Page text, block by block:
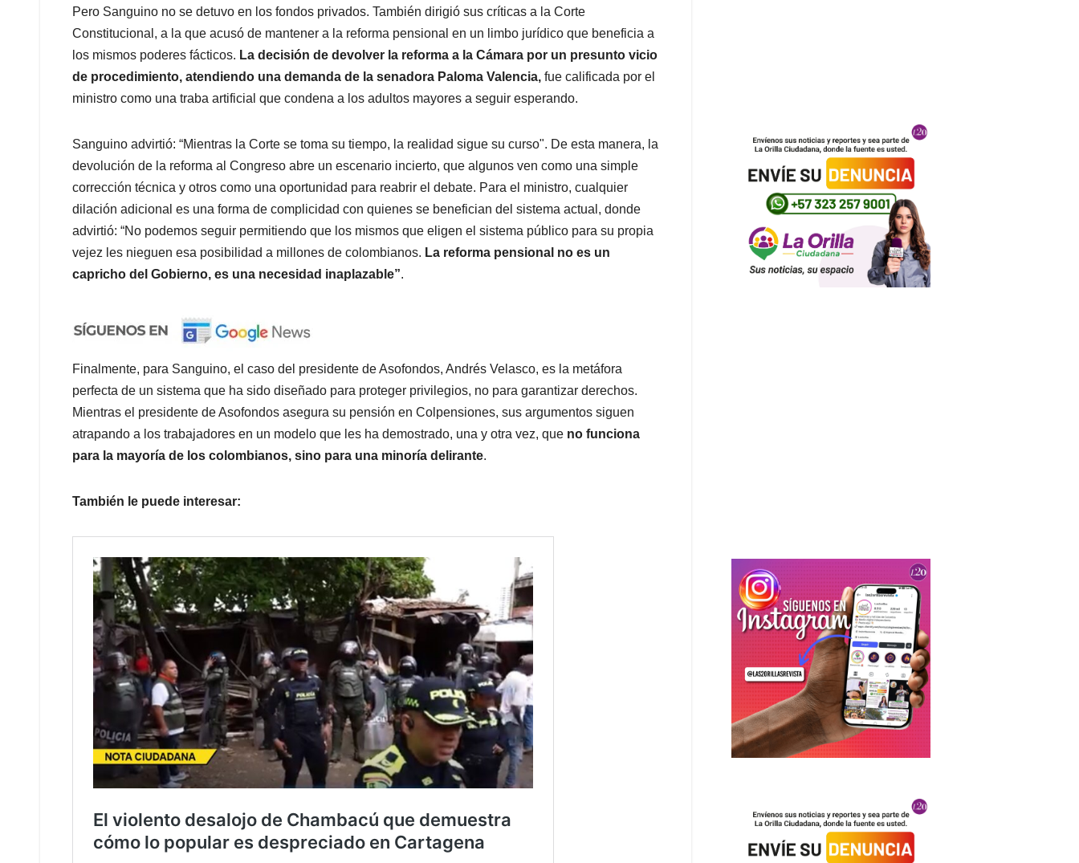
Pero Sanguino no se detuvo en los fondos privados. También dirigió sus críticas a la Corte
Constitucional, a la que acusó de mantener a la reforma pensional en un limbo jurídico que beneficia a
los mismos poderes fácticos. La decisión de devolver la reforma a la Cámara por un presunto vicio
de procedimiento, atendiendo una demanda de la senadora Paloma Valencia, fue calificada por el
ministro como una traba artificial que condena a los adultos mayores a seguir esperando.
Sanguino advirtió: “Mientras la Corte se toma su tiempo, la realidad sigue su curso". De esta manera, la
devolución de la reforma al Congreso abre un escenario incierto, que algunos ven como una simple
corrección técnica y otros como una oportunidad para reabrir el debate. Para el ministro, cualquier
dilación adicional es una forma de complicidad con quienes se benefician del sistema actual, donde
advirtió: “No podemos seguir permitiendo que los mismos que eligen el sistema público para su propia
vejez les nieguen esa posibilidad a millones de colombianos. La reforma pensional no es un
capricho del Gobierno, es una necesidad inaplazable”.
Finalmente, para Sanguino, el caso del presidente de Asofondos, Andrés Velasco, es la metáfora
perfecta de un sistema que ha sido diseñado para proteger privilegios, no para garantizar derechos.
Mientras el presidente de Asofondos asegura su pensión en Colpensiones, sus argumentos siguen
atrapando a los trabajadores en un modelo que les ha demostrado, una y otra vez, que no funciona
para la mayoría de los colombianos, sino para una minoría delirante.
También le puede interesar: